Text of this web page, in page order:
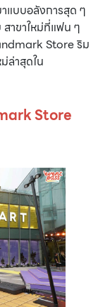
แบบอลังการสุด ๆ
าขาใหม่ที่แฟน ๆ
Store ริม
ล่าสุดใน
Store